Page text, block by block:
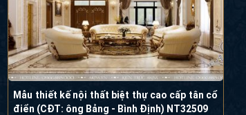
Mẫu thiết kế nội thất biệt thự cao cấp tân
cổ điển (CĐT: ông Bảng - Bình Định)